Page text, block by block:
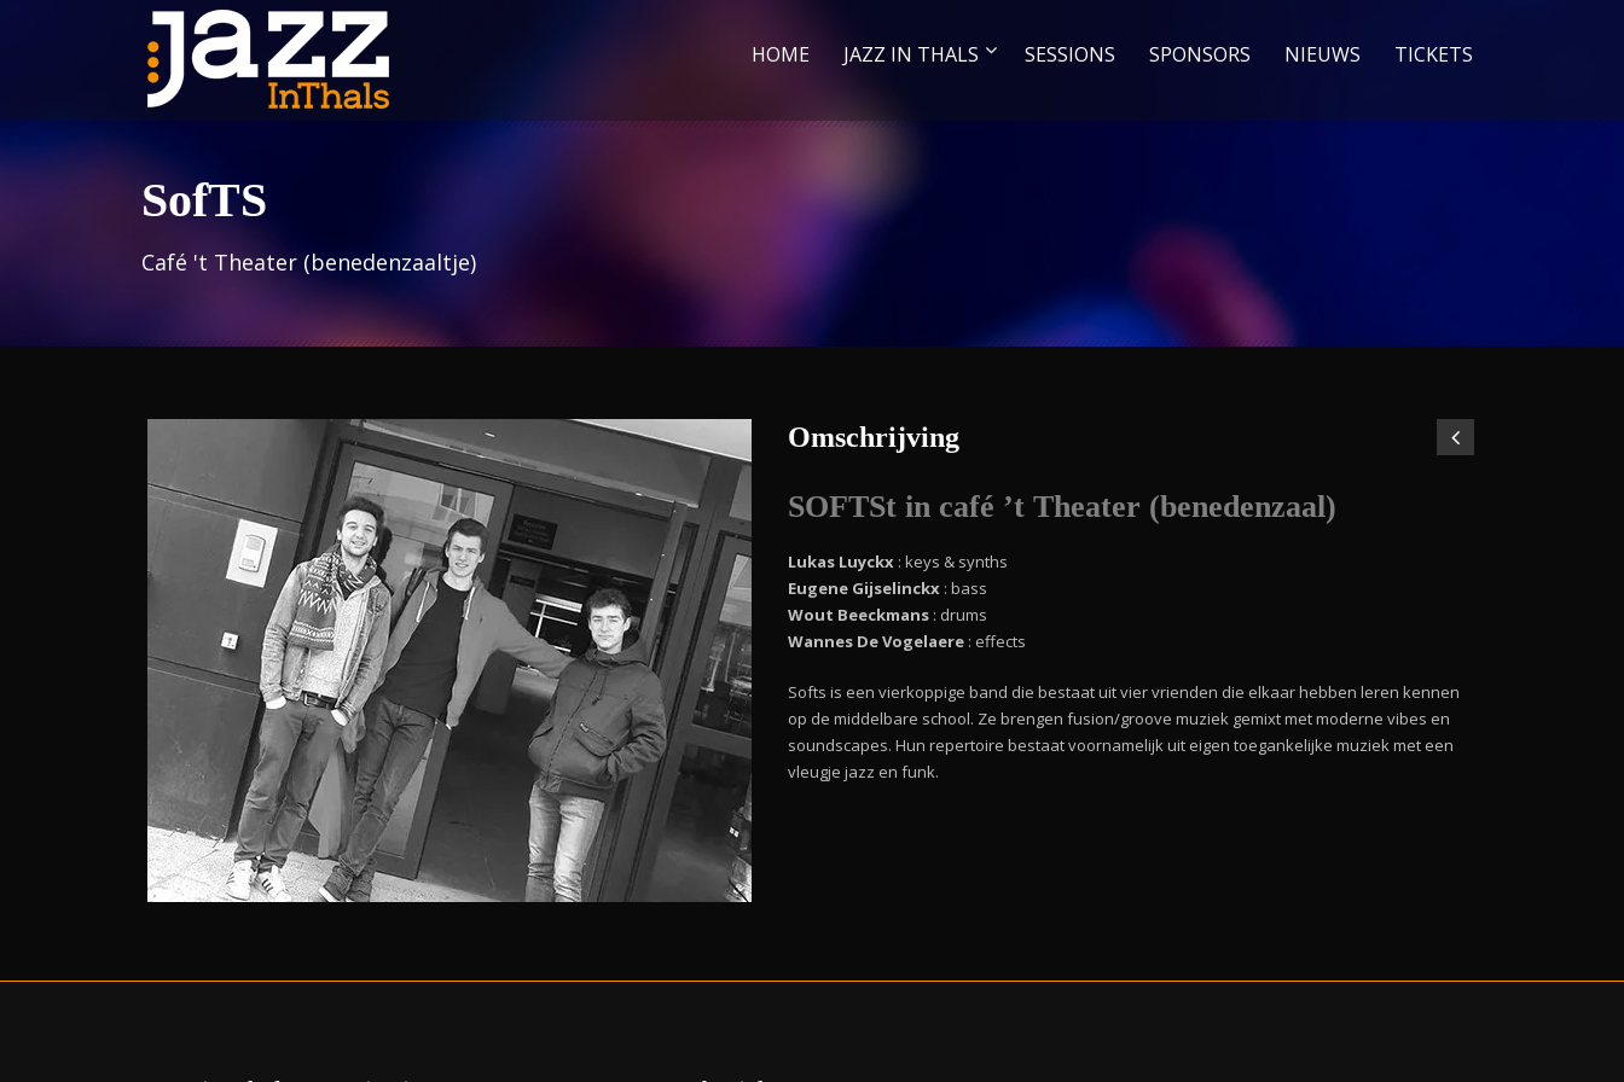
HOME JAZZ IN THALS SESSIONS SPONSORS NIEUWS TICKETS
SofTS
Café 't Theater (benedenzaaltje)
Omschrijving
SOFTSt in café ’t Theater (benedenzaal)
Lukas Luyckx : keys & synths
Eugene Gijselinckx : bass
Wout Beeckmans : drums
Wannes De Vogelaere : effects
Softs is een vierkoppige band die bestaat uit vier vrienden die elkaar hebben leren kennen
op de middelbare school. Ze brengen fusion/groove muziek gemixt met moderne vibes en
soundscapes. Hun repertoire bestaat voornamelijk uit eigen toegankelijke muziek met een
vleugje jazz en funk.